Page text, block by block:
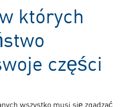
których
części
wszystko musi się zgadzać